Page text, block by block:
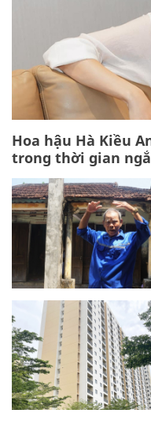
Hoa hậu Hà Kiều
trong thời gian